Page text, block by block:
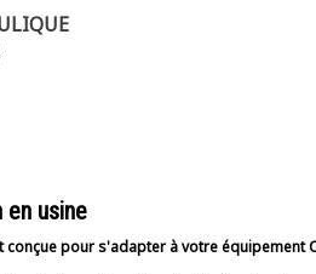
en usine
conçue pour s'adapter à votre équipement